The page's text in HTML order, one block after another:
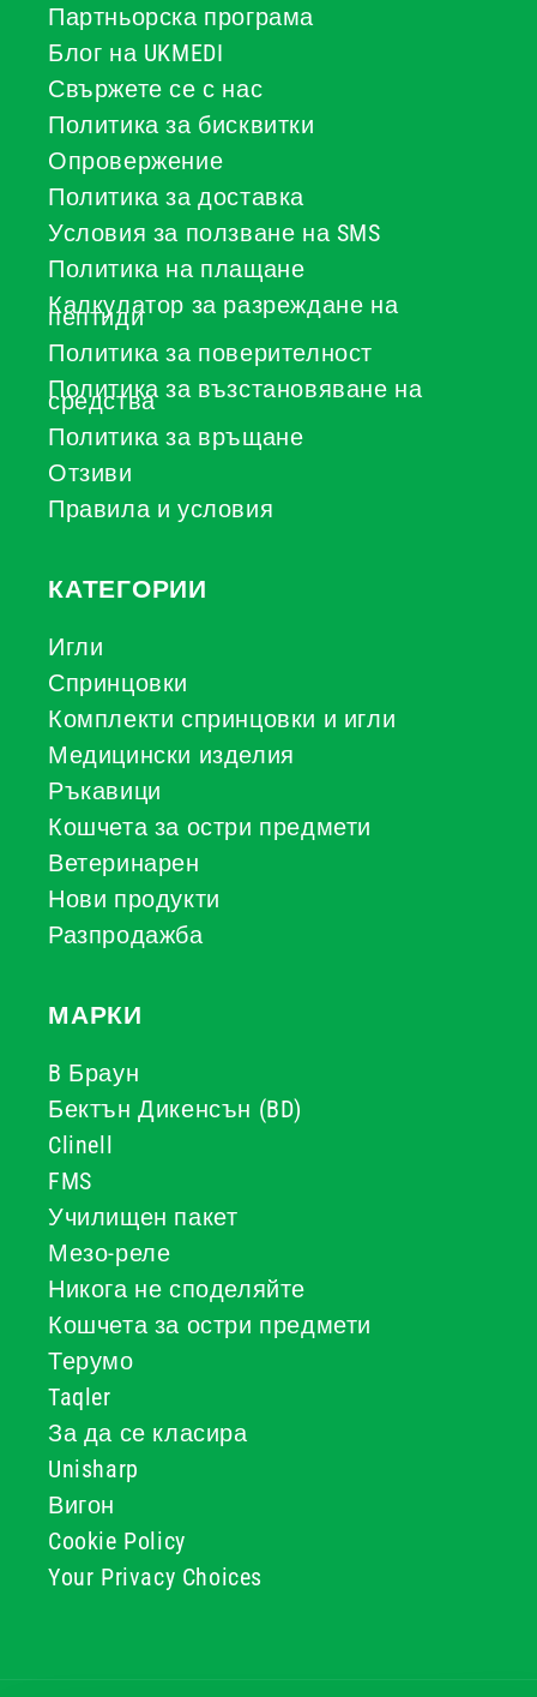
Партньорска програма
Блог на UKMEDI
Свържете се с нас
Политика за бисквитки
Опровержение
Политика за доставка
Условия за ползване на SMS
Политика на плащане
Калкулатор за разреждане на
пептиди
Политика за поверителност
Политика за възстановяване на
средства
Политика за връщане
Отзиви
Правила и условия
КАТЕГОРИИ
Игли
Спринцовки
Комплекти спринцовки и игли
Медицински изделия
Ръкавици
Кошчета за остри предмети
Ветеринарен
Нови продукти
Разпродажба
МАРКИ
B Браун
Бектън Дикенсън (BD)
Clinell
FMS
Училищен пакет
Мезо-реле
Никога не споделяйте
Кошчета за остри предмети
Терумо
Taqler
За да се класира
Unisharp
Вигон
Cookie Policy
Your Privacy Choices